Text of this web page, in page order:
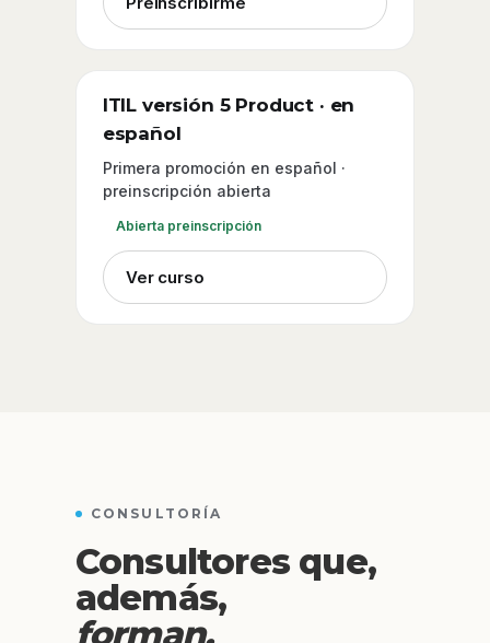
ITIL versión 5 Product · en
español
Primera promoción en español ·
preinscripción abierta
Abierta preinscripción
Ver curso
CONSULTORÍA
Consultores que,
además,
forman.